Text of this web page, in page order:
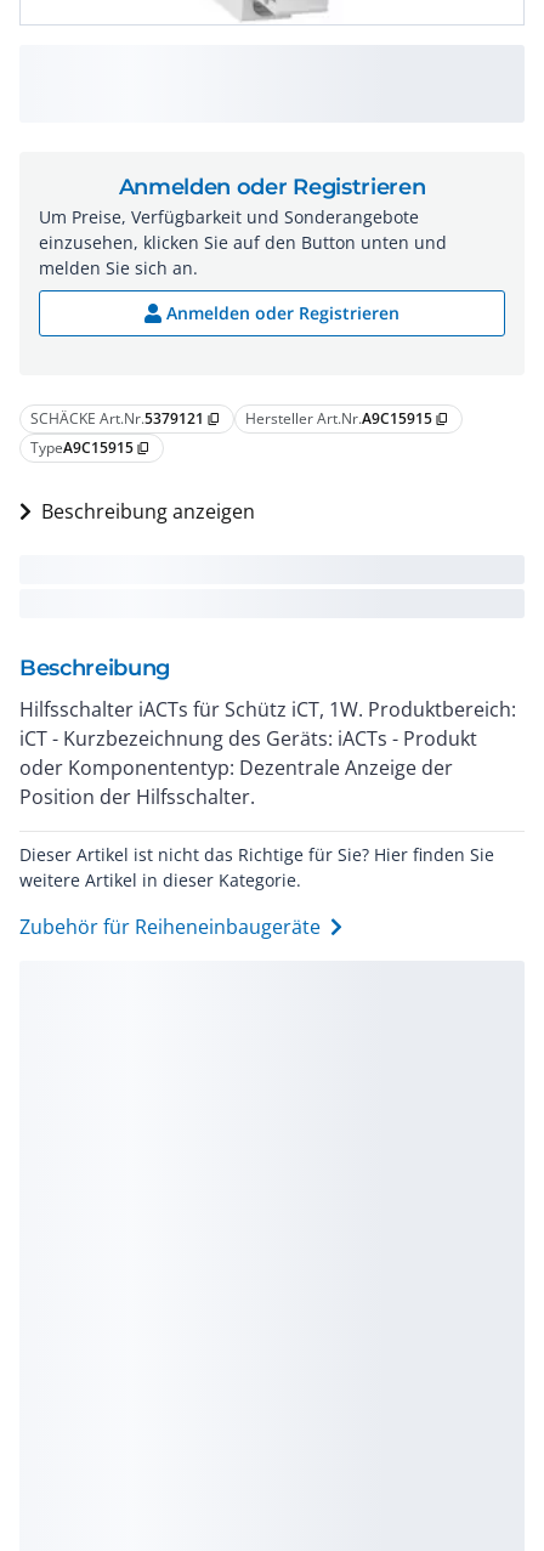
SCHÄCKE Art.Nr.5379121 content_copy Hersteller Art.Nr.A9C15915 content_copy
TypeA9C15915 content_copy
Beschreibung anzeigen
Beschreibung
Hilfsschalter iACTs für Schütz iCT, 1W. Produktbereich:
iCT - Kurzbezeichnung des Geräts: iACTs - Produkt
oder Komponententyp: Dezentrale Anzeige der
Position der Hilfsschalter.
Dieser Artikel ist nicht das Richtige für Sie? Hier finden Sie
weitere Artikel in dieser Kategorie.
Zubehör für Reiheneinbaugeräte
Anmelden oder Registrieren
Um Preise, Verfügbarkeit und Sonderangebote
einzusehen, klicken Sie auf den Button unten und
melden Sie sich an.
Anmelden oder Registrieren